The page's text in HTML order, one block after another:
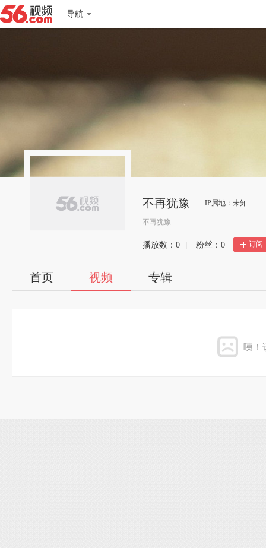
导航
不再犹豫 IP属地：未知
不再犹豫
播放数： 0 粉丝： 0 订阅
首页 视频 专辑
咦！